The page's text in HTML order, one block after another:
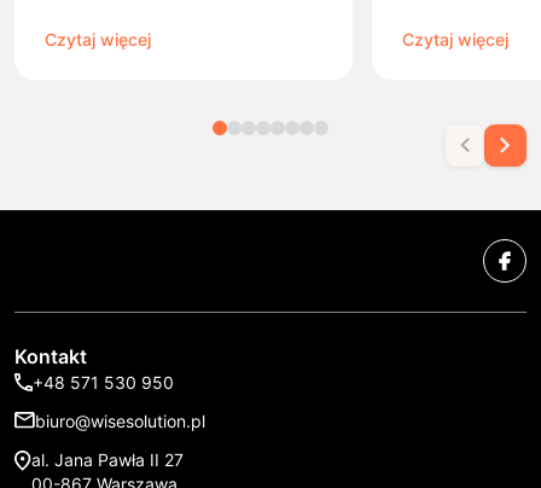
Czytaj więcej Czytaj więcej
Kontakt
+48 571 530 950
biuro@wisesolution.pl
al. Jana Pawła II 27
00-867 Warszawa